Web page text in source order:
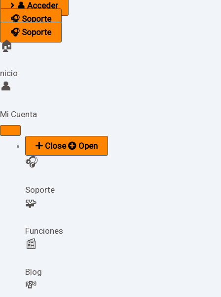
👤 Acceder
🎧 Soporte
🎧 Soporte
🏠
nicio
👤
Mi Cuenta
Close Open
🎧
Soporte
🧩
Funciones
📰
Blog
💸